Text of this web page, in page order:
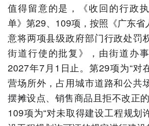
值得留意的是，《收回的行政
单》第29、109项，按照《广东省
意将两项县级政府部门行政处罚
街道行使的批复》，由街道办
2027年7月1日止。第29项为“对
营场所外，占用城市道路和公共
摆摊设点、销售商品且拒不改正
109项为“对未取得建设工程规划